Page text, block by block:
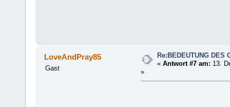
LoveAndPray85
Gast
Re:BEDEUTUNG DES
«Antwort #7 am: 13.
»